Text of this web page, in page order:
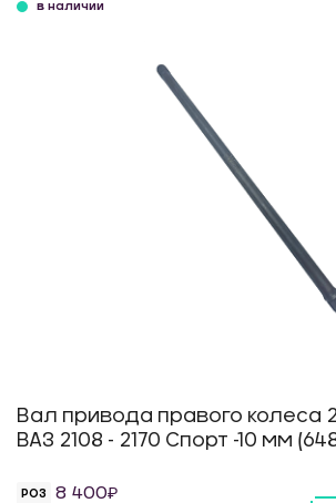
в наличии
Вал привода правого колеса
ВАЗ 2108 - 2170 Спорт -10 мм
РОЗ 8 400